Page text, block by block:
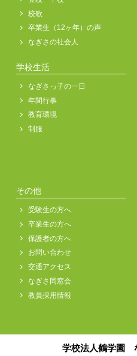
校歌
卒業生（12ヶ年）の声
なぎさの社会人
学校生活
なぎさっ子の一日
年間行事
教育環境
制服
その他
受験生の方へ
卒業生の方へ
保護者の方へ
お問い合わせ
交通アクセス
なぎさ同窓会
教員採用情報
学校法人鶴学園